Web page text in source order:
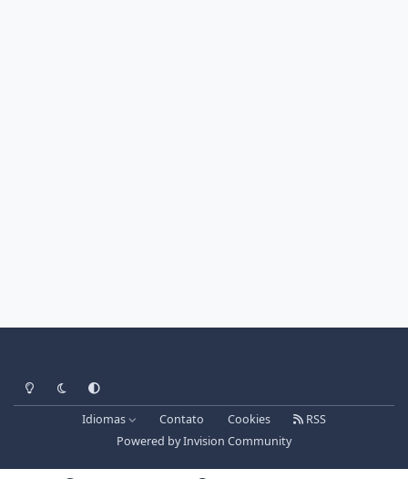
Light ModeDark ModeSystem Preference
Idiomas Contato Cookies
RSS
Powered byInvision Community